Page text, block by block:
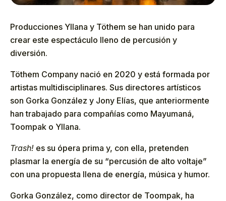
Producciones Yllana y Töthem se han unido para
crear este espectáculo lleno de percusión y
diversión.
Töthem Company nació en 2020 y está formada por
artistas multidisciplinares. Sus directores artísticos
son Gorka González y Jony Elías, que anteriormente
han trabajado para compañías como Mayumaná,
Toompak o Yllana.
Trash! es su ópera prima y, con ella, pretenden
plasmar la energía de su “percusión de alto voltaje”
con una propuesta llena de energía, música y humor.
Gorka González, como director de Toompak, ha